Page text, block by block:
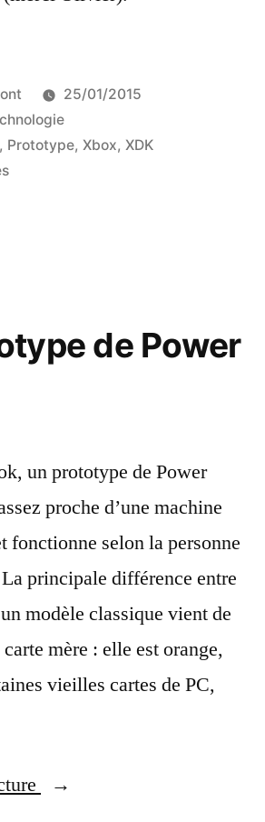
25/01/2015
, Prototype, Xbox, XDK
sur
une
de Power
un prototype de Power
proche d’une machine
fonctionne selon la personne
principale différence entre
modèle classique vient de
mère : elle est orange,
vieilles cartes de PC,
« Un